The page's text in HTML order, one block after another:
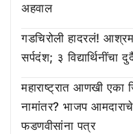
अहवाल
गडचिरोली हादरलं!
सर्पदंश; ३ विद्यार्थिनींचा
महाराष्ट्रात आणखी एका
नामांतर? भाजप
फडणवीसांना पत्र